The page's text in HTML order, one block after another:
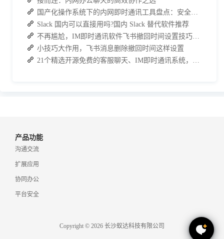
国产化操作系统下的内网即时通讯工具盘点：安全与高效的双重亮点
Slack 国内可以直接用吗?国内 Slack 替代软件推荐
不再尴尬，IM即时通讯软件飞书撤回时间设置技巧分享
小技巧大作用，飞书消息删除撤回时间这样设置
21个精选开源免费的客服聊天、IM即时通讯系统，助力企业沟通效率提升
产品功能
沟通交流
扩展应用
协同办公
平台安全
Copyright © 2026 长沙蚁达科技有限公司